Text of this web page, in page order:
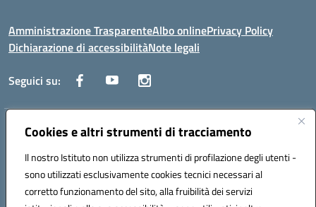
Cookies e altri strumenti di tracciamento
Il nostro Istituto non utilizza strumenti di profilazione degli utenti -
sono utilizzati esclusivamente cookies tecnici necessari al
corretto funzionamento del sito, alla fruibilità dei servizi
Amministrazione TrasparenteAlbo onlinePrivacy Policy
Dichiarazione di accessibilitàNote legali
Seguici su:
Indirizzo:Corso Fornari, 1 - 70056 Molfetta
Posta elettronica certificata (PEC):BARH04000D@pec.istruzione.it
Codice fiscale: 93249230728
Codice meccanografico: BARH04000D